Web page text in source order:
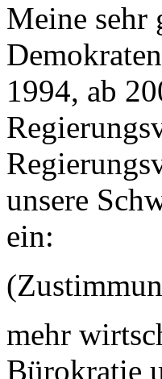
Meine sehr
1994, ab
unsere
ein:
mehr
Bürokratie